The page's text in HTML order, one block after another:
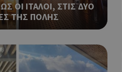
ΟΙ ΙΤΑΛΟΙ, ΣΤΙΣ ΔΥΟ
ΤΗΣ ΠΟΛΗΣ